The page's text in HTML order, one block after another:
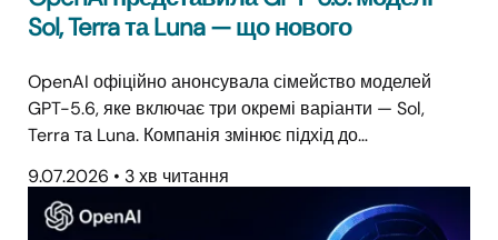
Sol, Terra та Luna — що нового
OpenAI офіційно анонсувала сімейство моделей
GPT-5.6, яке включає три окремі варіанти — Sol,
Terra та Luna. Компанія змінює підхід до…
9.07.2026 • 3 хв читання